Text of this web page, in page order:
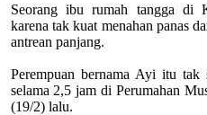
Seorang ibu rumah tangga di
karena tak kuat menahan panas
antrean panjang.
Perempuan bernama Ayi itu tak
selama 2,5 jam di Perumahan
(19/2) lalu.